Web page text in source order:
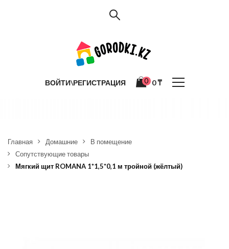
ВОЙТИ\РЕГИСТРАЦИЯ 0 0₸
Главная Домашние
В помещение
Сопутствующие товары
Мягкий щит ROMANA 1*1,5*0,1 м тройной (жёлтый)